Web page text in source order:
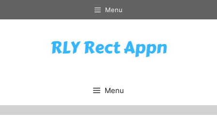
to
Menu
Menu